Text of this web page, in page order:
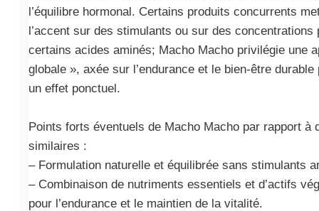
l’équilibre hormonal. Certains produits concurrents
l’accent sur des stimulants ou sur des concentrations
certains acides aminés; Macho Macho privilégie une
globale », axée sur l’endurance et le bien-être
un effet ponctuel.
Points forts éventuels de Macho Macho par rapport à
similaires :
– Formulation naturelle et équilibrée sans stimulants
– Combinaison de nutriments essentiels et d’actifs
pour l’endurance et le maintien de la vitalité.